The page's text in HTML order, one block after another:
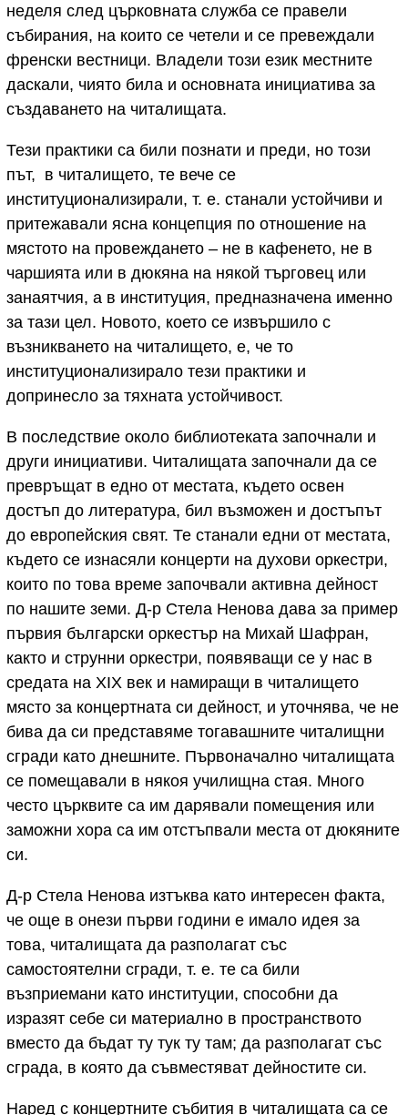
неделя след църковната служба се правели
събирания, на които се четели и се превеждали
френски вестници. Владели този език местните
даскали, чиято била и основната инициатива за
създаването на читалищата.
Тези практики са били познати и преди, но този
път, в читалището, те вече се
институционализирали, т. е. станали устойчиви и
притежавали ясна концепция по отношение на
мястото на провеждането – не в кафенето, не в
чаршията или в дюкяна на някой търговец или
занаятчия, а в институция, предназначена именно
за тази цел. Новото, което се извършило с
възникването на читалището, е, че то
институционализирало тези практики и
допринесло за тяхната устойчивост.
В последствие около библиотеката започнали и
други инициативи. Читалищата започнали да се
превръщат в едно от местата, където освен
достъп до литература, бил възможен и достъпът
до европейския свят. Те станали едни от местата,
където се изнасяли концерти на духови оркестри,
които по това време започвали активна дейност
по нашите земи. Д-р Стела Ненова дава за пример
първия български оркестър на Михай Шафран,
както и струнни оркестри, появяващи се у нас в
средата на XIX век и намиращи в читалището
място за концертната си дейност, и уточнява, че не
бива да си представяме тогавашните читалищни
сгради като днешните. Първоначално читалищата
се помещавали в някоя училищна стая. Много
често църквите са им дарявали помещения или
заможни хора са им отстъпвали места от дюкяните
си.
Д-р Стела Ненова изтъква като интересен факта,
че още в онези първи години е имало идея за
това, читалищата да разполагат със
самостоятелни сгради, т. е. те са били
възприемани като институции, способни да
изразят себе си материално в пространството
вместо да бъдат ту тук ту там; да разполагат със
сграда, в която да съвместяват дейностите си.
Наред с концертните събития в читалищата са се